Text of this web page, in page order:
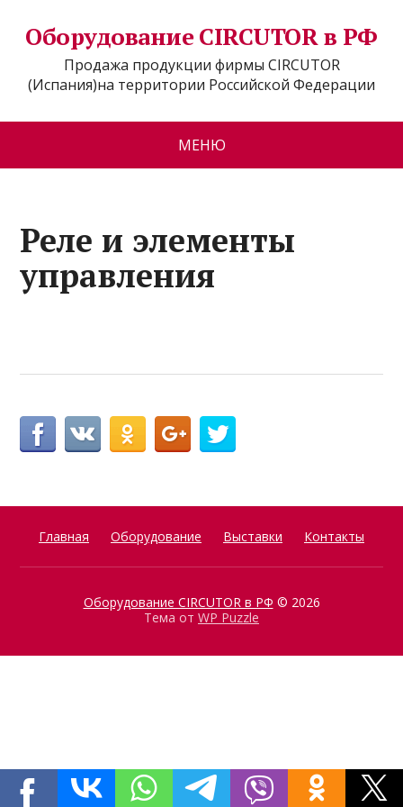
Оборудование CIRCUTOR в РФ
Продажа продукции фирмы CIRCUTOR
(Испания)на территории Российской Федерации
МЕНЮ
Реле и элементы
управления
Главная Оборудование Выставки Контакты
Оборудование CIRCUTOR в РФ © 2026
Тема от WP Puzzle